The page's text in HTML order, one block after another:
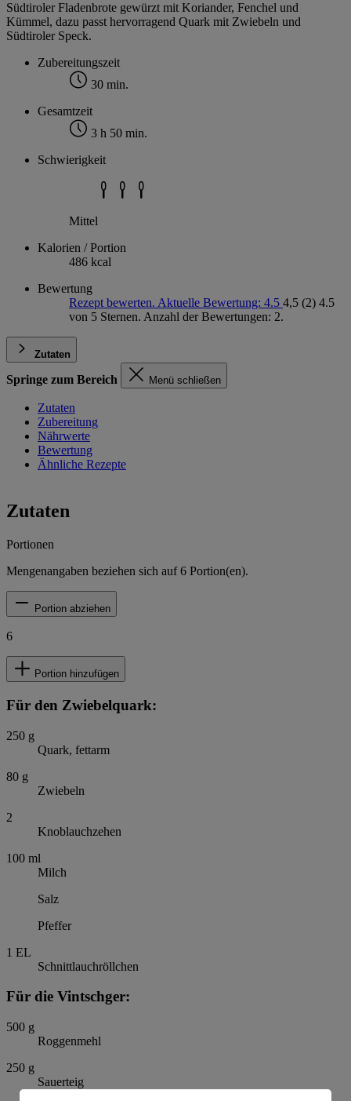
Südtiroler Fladenbrote gewürzt mit Koriander, Fenchel und
Kümmel, dazu passt hervorragend Quark mit Zwiebeln und
Südtiroler Speck.
Zubereitungszeit
30 min.
Gesamtzeit
3 h 50 min.
Schwierigkeit
Mittel
Kalorien / Portion
486 kcal
Bewertung
Rezept bewerten. Aktuelle Bewertung: 4.5 4,5 (2) 4.5
von 5 Sternen. Anzahl der Bewertungen: 2.
Zutaten
Springe zum Bereich Menü schließen
Zutaten
Zubereitung
Nährwerte
Bewertung
Ähnliche Rezepte
Zutaten
Portionen
Mengenangaben beziehen sich auf6 Portion(en).
Portion abziehen
6
Portion hinzufügen
Für den Zwiebelquark:
250 g
Quark, fettarm
80 g
Zwiebeln
2
Knoblauchzehen
100 ml
Milch
Salz
Pfeffer
1 EL
Schnittlauchröllchen
Für die Vintschger:
500 g
Roggenmehl
250 g
Sauerteig